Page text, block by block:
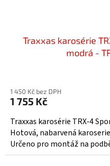
Traxxas karosérie
modrá -
1 450 Kč bez DPH
1 755 Kč
Traxxas karosérie TRX-4
Hotová, nabarvená
Určeno pro montáž na